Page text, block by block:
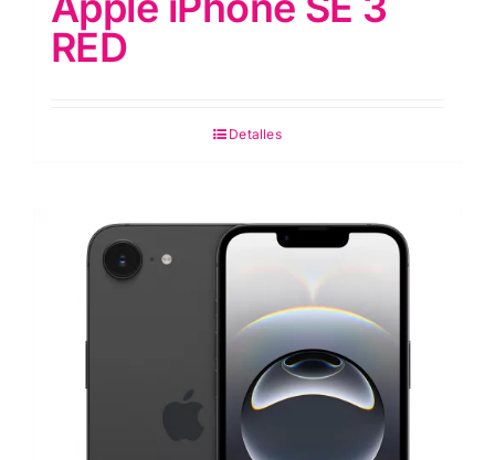
RED
Detalles